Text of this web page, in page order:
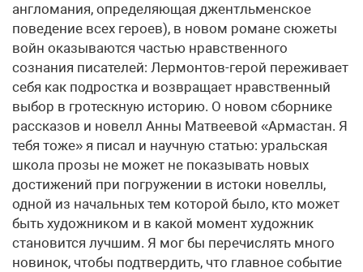
англомания, определяющая джентльменское
поведение всех героев), в новом романе сюжеты
войн оказываются частью нравственного
сознания писателей: Лермонтов-герой переживает
себя как подростка и возвращает нравственный
выбор в гротескную историю. О новом сборнике
рассказов и новелл Анны Матвеевой «Армастан. Я
тебя тоже» я писал и научную статью: уральская
школа прозы не может не показывать новых
достижений при погружении в истоки новеллы,
одной из начальных тем которой было, кто может
быть художником и в какой момент художник
становится лучшим. Я мог бы перечислять много
новинок, чтобы подтвердить, что главное событие